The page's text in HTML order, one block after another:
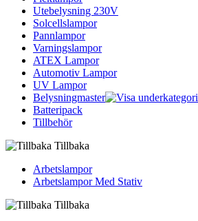
Utebelysning 230V
Solcellslampor
Pannlampor
Varningslampor
ATEX Lampor
Automotiv Lampor
UV Lampor
Belysningmaster
Batteripack
Tillbehör
Tillbaka
Arbetslampor
Arbetslampor Med Stativ
Tillbaka